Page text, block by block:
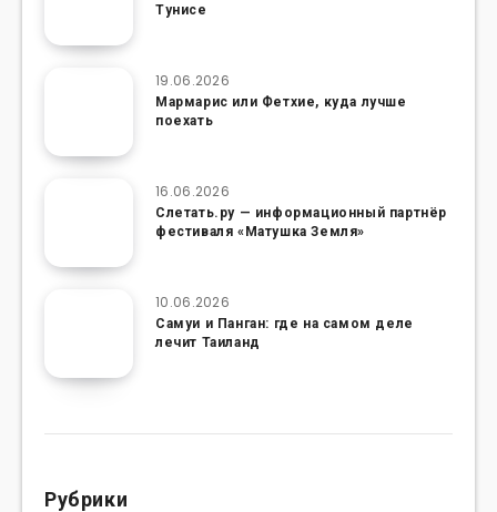
Тунисе
19.06.2026
Мармарис или Фетхие, куда лучше
поехать
16.06.2026
Слетать.ру — информационный партнёр
фестиваля «Матушка Земля»
10.06.2026
Самуи и Панган: где на самом деле
лечит Таиланд
Рубрики